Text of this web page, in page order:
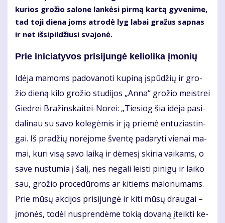
ku­rios gro­žio sa­lo­ne lan­kė­si pir­mą kar­tą gy­ve­ni­me,
tad to­ji die­na joms at­ro­dė lyg la­bai gra­žus sap­nas
ir net iš­si­pil­džiu­si sva­jo­nė.
Prie ini­cia­ty­vos pri­si­jun­gė ke­lio­li­ka įmo­nių
Idė­ja ma­moms pa­do­va­no­ti ku­pi­ną įspū­džių ir gro­
žio die­ną ki­lo gro­žio stu­di­jos „An­na“ gro­žio meist­rei
Gied­rei Bra­žins­kai­tei-No­rei: „Tie­siog šia idė­ja pa­si­
da­li­nau su sa­vo ko­le­gė­mis ir ją pri­ėmė en­tu­zias­tin­
gai. Iš pra­džių no­rė­jo­me šven­tę pa­da­ry­ti vie­nai ma­
mai, ku­ri vi­są sa­vo lai­ką ir dė­me­sį ski­ria vai­kams, o
sa­ve nu­stu­mia į ša­lį, nes ne­ga­li leis­ti pi­ni­gų ir lai­ko
sau, gro­žio pro­ce­dū­roms ar ki­tiems ma­lo­nu­mams.
Prie mū­sų ak­ci­jos pri­si­jun­gė ir ki­ti mū­sų drau­gai –
įmo­nės, to­dėl nu­spren­dė­me to­kią do­va­ną įteik­ti ke­